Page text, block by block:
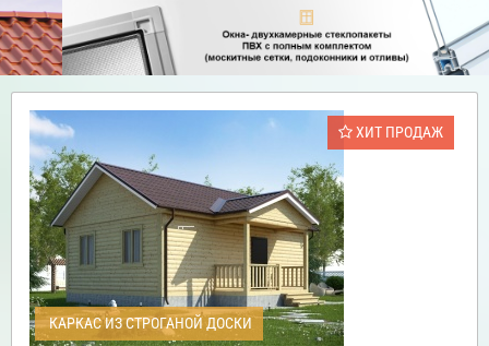
ХИТ ПРОДАЖ
КАРКАС ИЗ СТРОГАНОЙ ДОСКИ